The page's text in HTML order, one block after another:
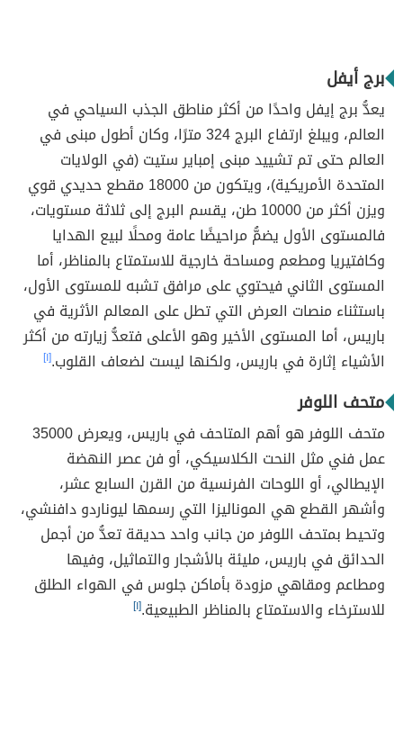
برج أيفل
يعدُّ برج إيفل واحدًا من أكثر مناطق الجذب السياحي في
العالم، ويبلغ
ارتفاع البرج 324 مترًا، وكان أطول مبنى في
العالم حتى تم تشييد مبنى إمباير ستيت (في الولايات
المتحدة الأمريكية)، و
يتكون من 18000 مقطع حديدي قوي
ويزن أكثر من 10000 طن، يقسم البرج إلى ثلاثة مستويات،
فالمستوى الأول يضمُّ مراحيضًا عامة ومحلًا لبيع الهدايا
وكافتيريا ومطعم ومساحة خارجية للاستمتاع بالمناظر، أما
المستوى الثاني فيحتويعلى مرافق تشبه للمستوى الأول،
باستثناء منصات العرض التي تطل على المعالم الأثرية في
باريس، أما المستوى الأخير وهو الأعلى فتعدُّ زيارته من أكثر
الأشياء إثارة في باريس، ولكنها ليست لضعاف القلوب.[١]
متحف اللوفر
متحف اللوفر هو أهم المتاحف في باريس، ويعرض 35000
عمل فني مثل النحت الكلاسيكي، أو فن عصر النهضة
الإيطالي، أو اللوحات الفرنسية من القرن السابع عشر،
وأشهر القطع هي الموناليزا التي رسمها ليوناردو دافنشي،
وتحيط بمتحف اللوفر من جانب واحد حديقة تعدُّ من أجمل
الحدائق في باريس، مليئة بالأشجار والتماثيل، وفيها
ومطاعم ومقاهي مزودة بأماكن جلوس في الهواء الطلق
للاسترخاء والاستمتاع بالمناظر الطبيعية.[١]